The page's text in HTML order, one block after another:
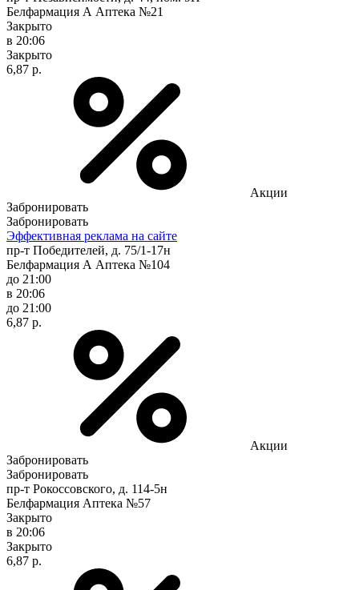
Белфармация А Аптека №21
Закрыто
в 20:06
Закрыто
6,87 р.
Акции
Забронировать
Забронировать
Эффективная реклама на сайте
пр-т Победителей, д. 75/1-17н
Белфармация А Аптека №104
до 21:00
в 20:06
до 21:00
6,87 р.
Акции
Забронировать
Забронировать
пр-т Рокоссовского, д. 114-5н
Белфармация Аптека №57
Закрыто
в 20:06
Закрыто
6,87 р.